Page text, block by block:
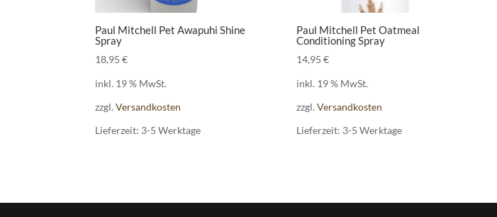
Paul Mitchell Pet Awapuhi Shine
Spray
18,95€
inkl. 19 % MwSt.
zzgl.Versandkosten
Lieferzeit: 3-5 Werktage
Paul Mitchell Pet Oatmeal
Conditioning Spray
14,95 €
inkl. 19 % MwSt.
zzgl. Versandkosten
Lieferzeit: 3-5 Werktage